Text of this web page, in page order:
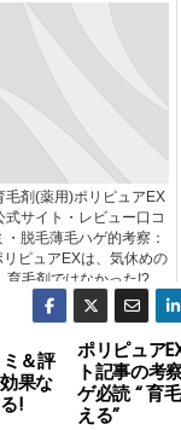
毛剤(薬用)ポリピュアEX
式サイト・レビュー口コ
・脱毛薄毛ハゲ的考察：
リピュアEXは、気休めの
育毛剤ではなかった!?
ポリピュア
ト記事の考
ゲ必読 “ 育
える”
＆評
果な
!